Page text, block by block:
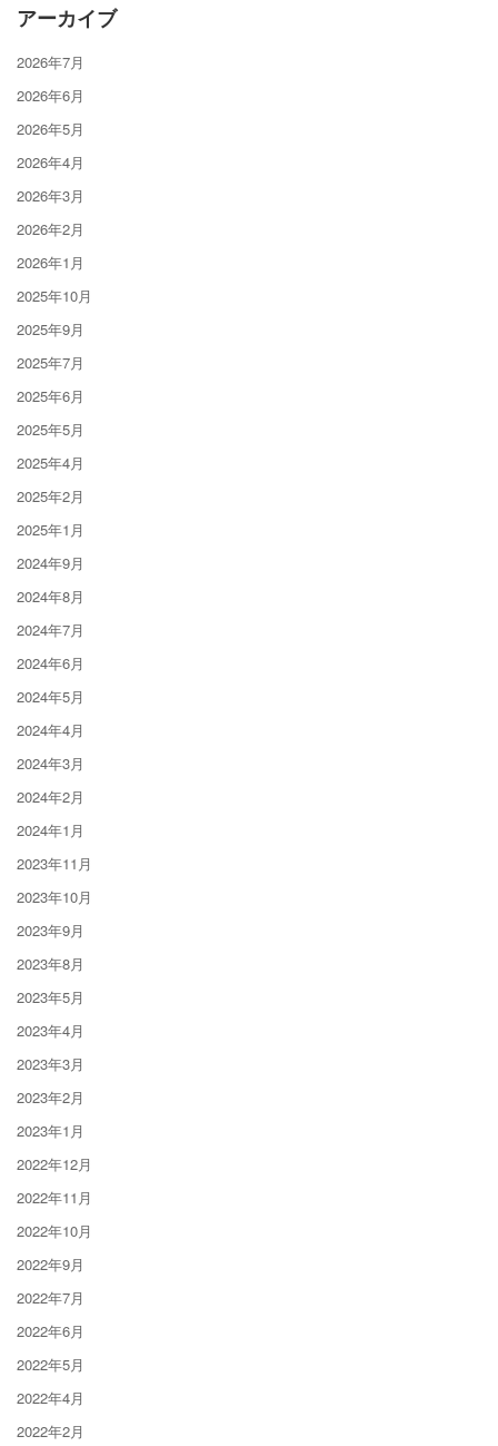
アーカイブ
2026年7月
2026年6月
2026年5月
2026年4月
2026年3月
2026年2月
2026年1月
2025年10月
2025年9月
2025年7月
2025年6月
2025年5月
2025年4月
2025年2月
2025年1月
2024年9月
2024年8月
2024年7月
2024年6月
2024年5月
2024年4月
2024年3月
2024年2月
2024年1月
2023年11月
2023年10月
2023年9月
2023年8月
2023年5月
2023年4月
2023年3月
2023年2月
2023年1月
2022年12月
2022年11月
2022年10月
2022年9月
2022年7月
2022年6月
2022年5月
2022年4月
2022年2月